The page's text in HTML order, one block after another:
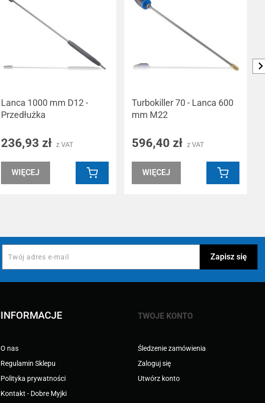
Lanca 1000 mm D12 -
Przedłużka
236,93 zł z VAT
WIĘCEJ
Turbokiller 70 - Lanca 600
mm M22
596,40 zł z VAT
WIĘCEJ
INFORMACJE
O nas
Regulamin Sklepu
Polityka prywatności
Kontakt - Dobre Myjki
TWOJE KONTO
Śledzenie zamówienia
Zaloguj się
Utwórz konto